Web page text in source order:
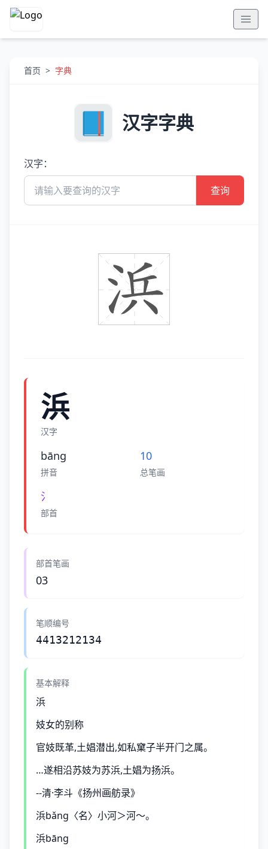
首页 > 字典
汉字字典
汉字：
查询
浜
汉字
bānɡ
拼音
10
总笔画
氵
部首
部首笔画
03
笔顺编号
4413212134
基本解释
浜
妓女的别称
官妓既革,土娼潜出,如私窠子半开门之属。
…遂相沿苏妓为苏浜,土娼为扬浜。
--清·李斗《扬州画舫录》
浜bǎng〈名〉小河＞河～。
浜bāng